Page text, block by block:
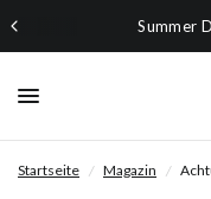
Summer
Startseite / Magazin /